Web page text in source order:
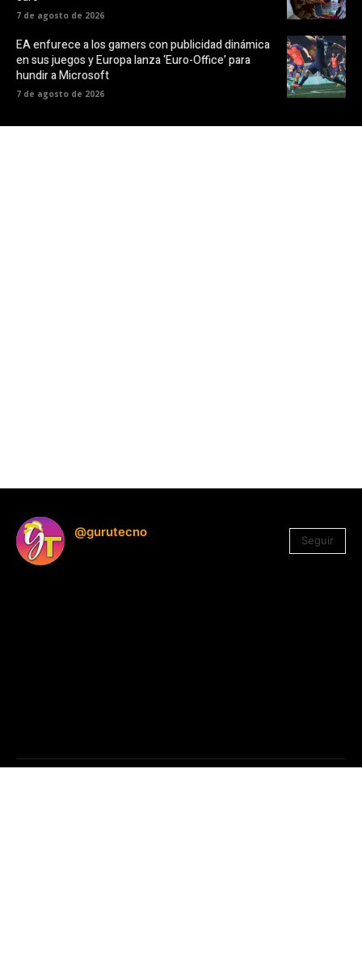
7 de agosto de 2026
EA enfurece a los gamers con publicidad dinámica
en sus juegos y Europa lanza ‘Euro-Office’ para
hundir a Microsoft
7 de agosto de 2026
@gurutecno
Seguir